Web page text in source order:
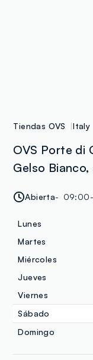
Tiendas OVS Italy
OVS Porte di
Gelso
Abierta
Lunes
Martes
Miércoles
Jueves
Viernes
Sábado
Domingo